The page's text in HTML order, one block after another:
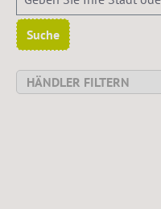
Suche
HÄNDLER FILTERN